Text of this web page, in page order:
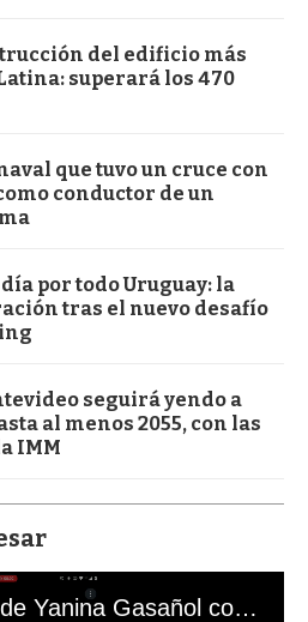
del edificio más
superará los 470
que tuvo un cruce con
conductor de un
por todo Uruguay: la
tras el nuevo desafío
seguirá yendo a
al menos 2055, con las
IMM
El mal momento de Yanina Gasañol con un hincha argentino en "Subrayado"